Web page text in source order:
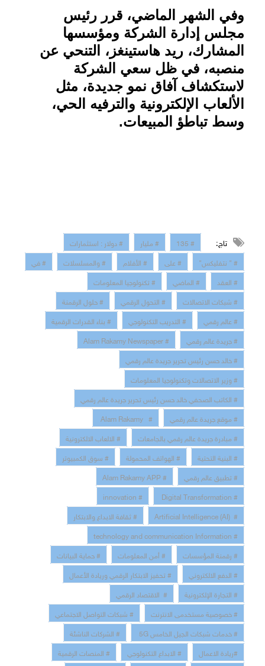
وفي الشهر الماضي، قرر رئيس
مجلس إدارة الشركة ومؤسسها
المشارك، ريد هاستينغز، التنحي عن
منصبه، في ظل سعي الشركة
لاستكشاف آفاق نمو جديدة، مثل
الألعاب الإلكترونية والترفيه الحي،
وسط تباطؤ المبيعات.
تاج: # 135 # مليار
# دولار : استثمارات
# " نتفليكس"
# على # الأفلام # والمسلسلات
# في
# العقد
# الماضي
# تكنولوجيا المعلومات
# شبكات الاتصالات
# التحول الرقمي
# حلول الرقمنة
# عالم رقمي
# التدريب التكنولوجي
# بناء القدرات الرقمية
# جريدة عالم رقمي
# Alam Rakamy Newspaper
# خالد حسن رئيس تحرير جريدة عالم رقمي
# وزير الاتصالات وتكنولوجيا المعلومات
# الكاتب الصحفي خالد حسن رئيس تحرير جريدة عالم رقمي
# موقع جريدة عالم رقمي
# Alam Rakamy
# مبادرة جريدة عالم رقمي بالجامعات
# الالعاب الالكترونية
# البنية التحتية
# الهواتف المحمولة
# سوق الكمبيوتر
# تطبيق عالم رقمي
# Alam Rakamy APP
# Digital Transformation
# innovation
# Artificial Intelligence (AI)
# ثقافة الابداع والابتكار
# technology and communication Information
# رقمنة المؤسسات
# أمن المعلومات
# حماية البيانات
# الدفع الالكتروني
# تحفيز الابتكار الرقمي وريادة الأعمال
# التجارة الإلكترونية
# الاقتصاد الرقمي
# خصوصية مستخدمى الانترنت
# شبكات التواصل الاجتماعي
# خدمات شبكات الجيل الخامس 5G
# الشركات الناشئة
#ريادة الاعمال
# الابداع التكنولوجي
# المنصات الرقمية